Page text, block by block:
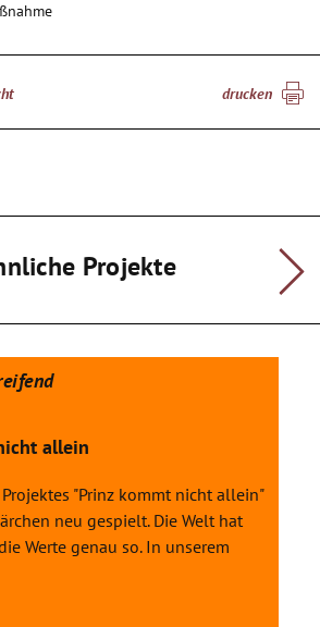
drucken
Projekte
allein
"Prinz kommt nicht allein"
neu gespielt. Die Welt hat
Werte genau so. In unserem